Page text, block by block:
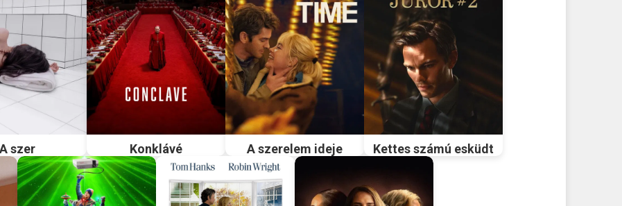
A szer Konklávé A szerelem ideje Kettes számú esküdt